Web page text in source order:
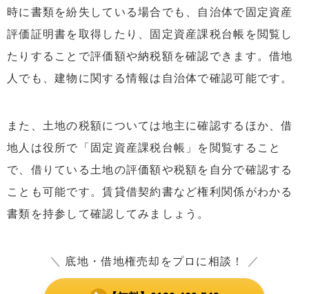
時に書類を紛失している場合でも、自治体で固定資産
評価証明書を取得したり、固定資産課税台帳を閲覧し
たりすることで評価額や納税額を確認できます。借地
人でも、建物に関する情報は自治体で確認可能です。
また、土地の税額については地主に確認するほか、借
地人は役所で「固定資産課税台帳」を閲覧すること
で、借りている土地の評価額や税額を自分で確認する
ことも可能です。賃貸借契約書など権利関係がわかる
書類を持参して確認してみましょう。
＼ 底地・借地権売却をプロに相談！ ／